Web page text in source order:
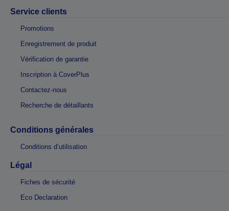
Service clients
Promotions
Enregistrement de produit
Vérification de garantie
Inscription à CoverPlus
Contactez-nous
Recherche de détaillants
Conditions générales
Conditions d’utilisation
Légal
Fiches de sécurité
Eco Declaration